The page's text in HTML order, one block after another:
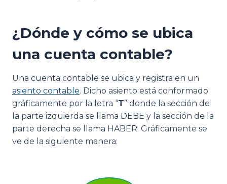
¿Dónde y cómo se ubica
una cuenta contable?
Una cuenta contable se ubica y registra en un
asiento contable. Dicho asiento está conformado
gráficamente por la letra “T” donde la sección de
la parte izquierda se llama DEBE y la sección de la
parte derecha se llama HABER. Gráficamente se
ve de la siguiente manera: